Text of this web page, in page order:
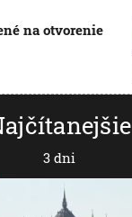
na otvorenie
3 dni